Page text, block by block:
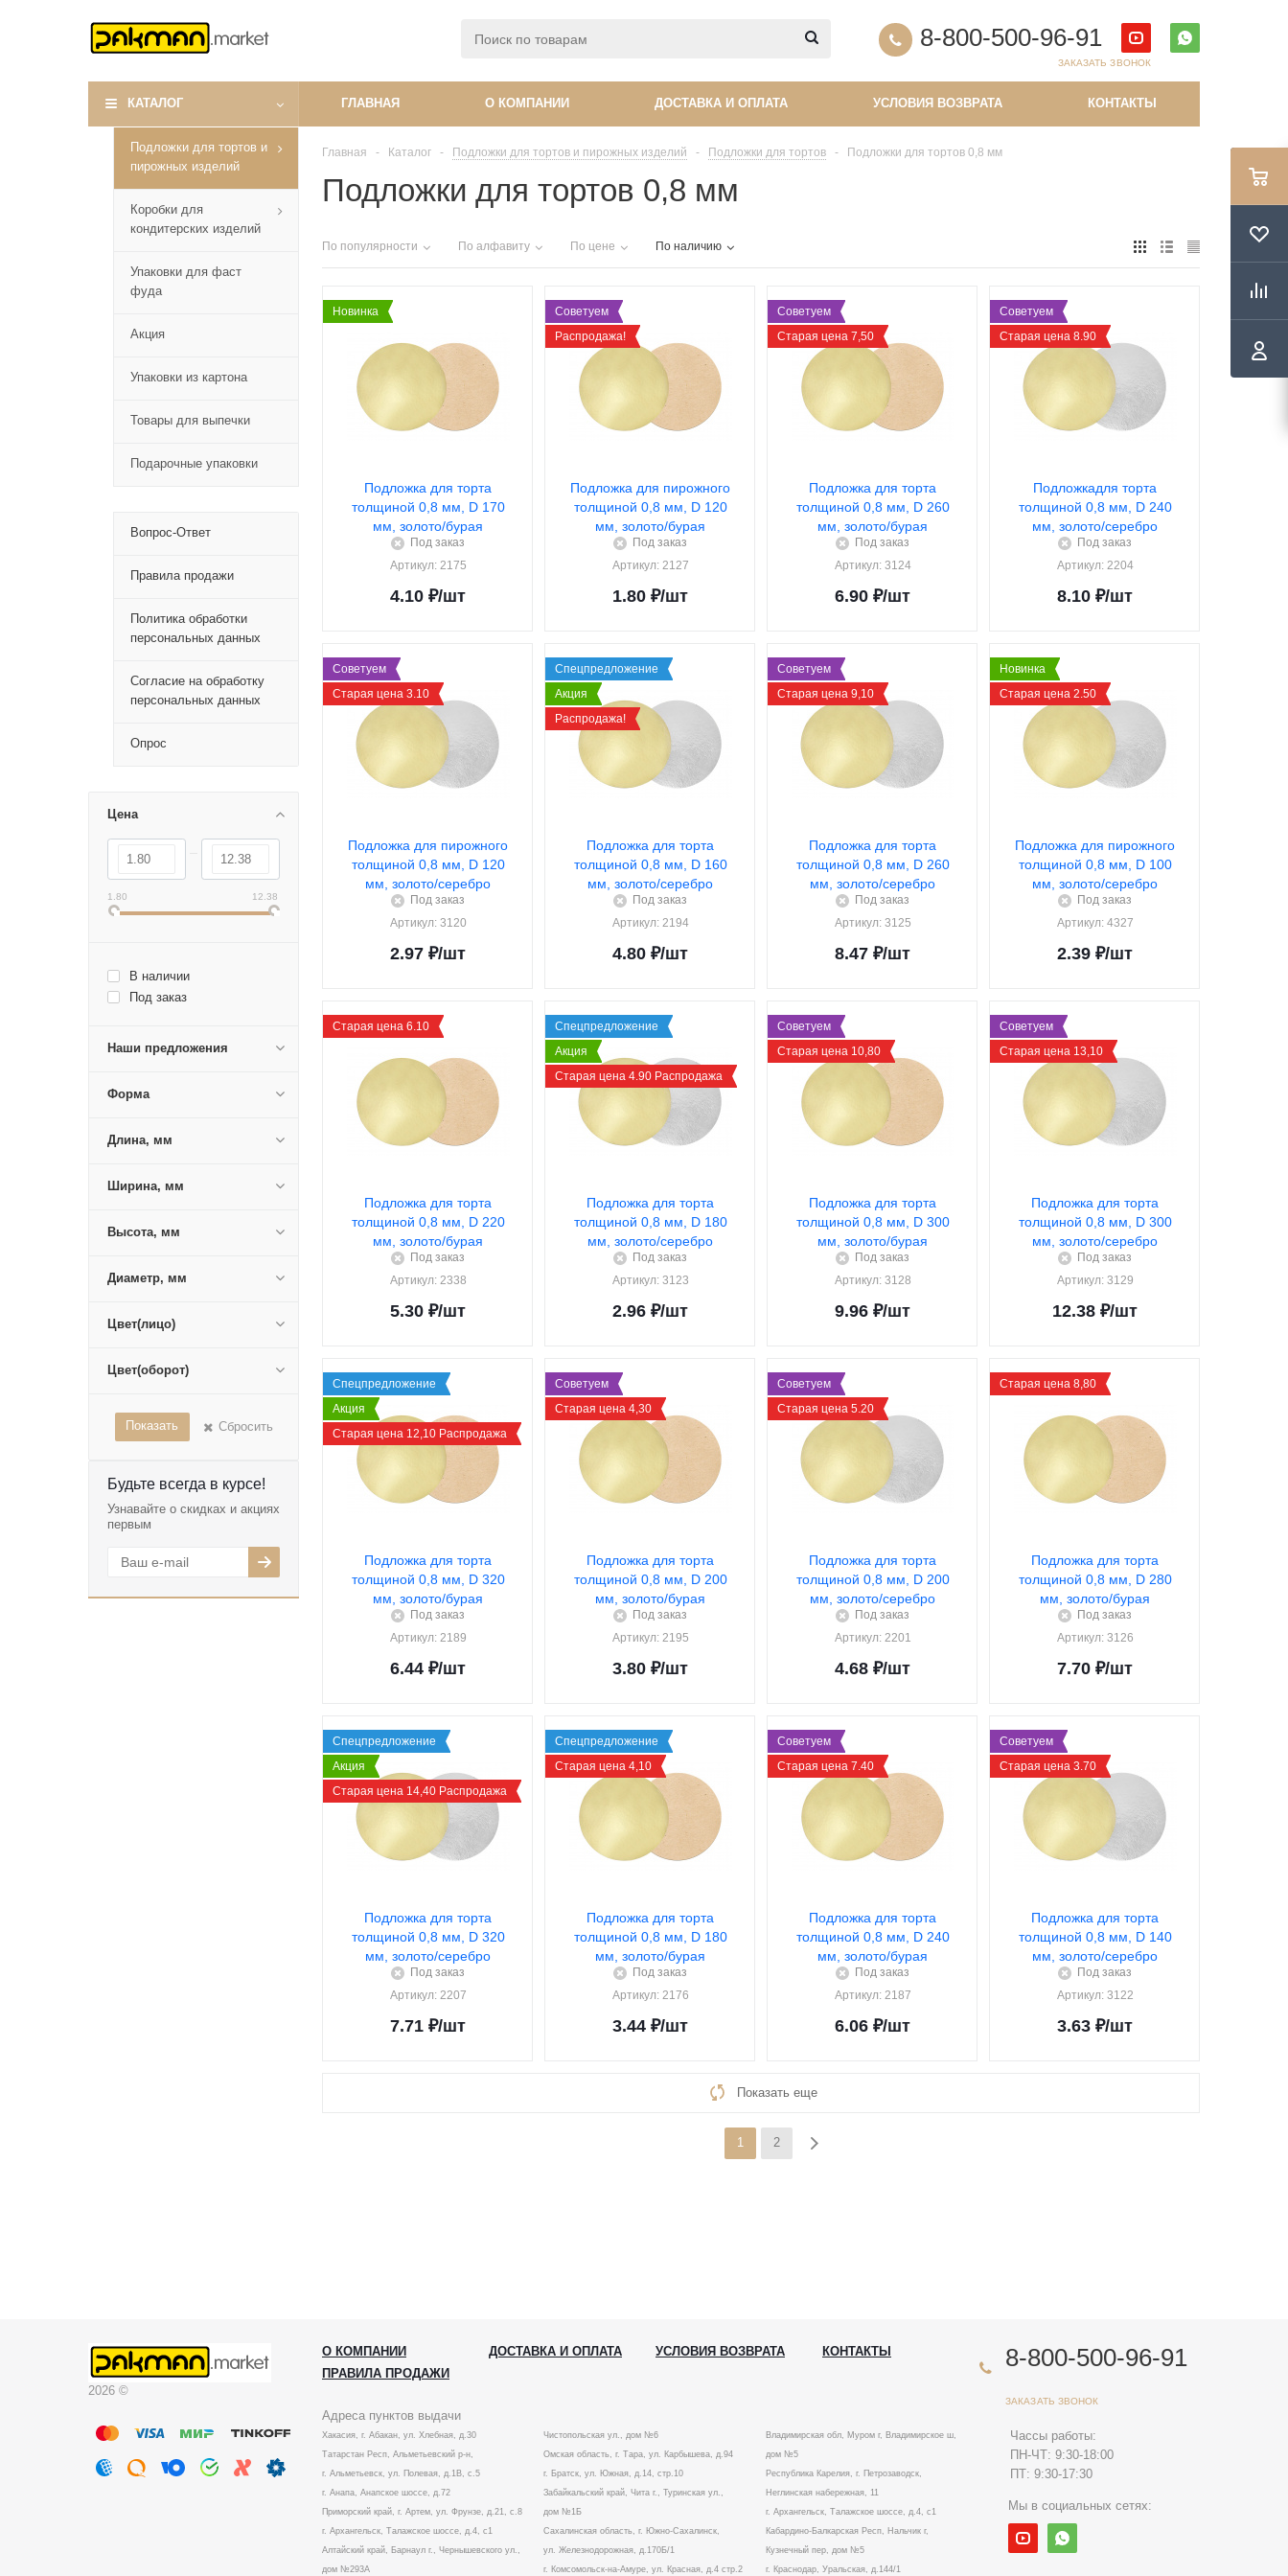
8-800-500-96-91
ЗАКАЗАТЬ ЗВОНОК
КАТАЛОГ ГЛАВНАЯ О КОМПАНИИ ДОСТАВКА И ОПЛАТА УСЛОВИЯ ВОЗВРАТА КОНТАКТЫ
Подложки для тортов и
пирожных изделий
Коробки для
кондитерских изделий
Упаковки для фаст
фуда
Акция
Упаковки из картона
Товары для выпечки
Подарочные упаковки
Вопрос-Ответ
Правила продажи
Политика обработки
персональных данных
Согласие на обработку
персональных данных
Опрос
Цена
1.80 12.38
В наличии
Под заказ
Наши предложения
Форма
Длина, мм
Ширина, мм
Высота, мм
Диаметр, мм
Цвет(лицо)
Цвет(оборот)
Показать Сбросить
Будьте всегда в курсе!
Узнавайте о скидках и акциях
первым
Главная - Каталог - Подложки для тортов и пирожных изделий - Подложки для тортов - Подложки для тортов 0,8 мм
Подложки для тортов 0,8 мм
По популярности По алфавиту По цене По наличию
Новинка
Подложка для торта
толщиной 0,8 мм, D 170
мм, золото/бурая
Под заказ
Артикул: 2175
4.10 ₽/шт
Советуем
Распродажа!
Подложка для пирожного
толщиной 0,8 мм, D 120
мм, золото/бурая
Под заказ
Артикул: 2127
1.80 ₽/шт
Советуем
Старая цена 7,50
Подложка для торта
толщиной 0,8 мм, D 260
мм, золото/бурая
Под заказ
Артикул: 3124
6.90 ₽/шт
Советуем
Старая цена 8.90
Подложкадля торта
толщиной 0,8 мм, D 240
мм, золото/серебро
Под заказ
Артикул: 2204
8.10 ₽/шт
Советуем
Старая цена 3.10
Подложка для пирожного
толщиной 0,8 мм, D 120
мм, золото/серебро
Под заказ
Артикул: 3120
2.97 ₽/шт
Спецпредложение
Акция
Распродажа!
Подложка для торта
толщиной 0,8 мм, D 160
мм, золото/серебро
Под заказ
Артикул: 2194
4.80 ₽/шт
Советуем
Старая цена 9,10
Подложка для торта
толщиной 0,8 мм, D 260
мм, золото/серебро
Под заказ
Артикул: 3125
8.47 ₽/шт
Новинка
Старая цена 2.50
Подложка для пирожного
толщиной 0,8 мм, D 100
мм, золото/серебро
Под заказ
Артикул: 4327
2.39 ₽/шт
Старая цена 6.10
Подложка для торта
толщиной 0,8 мм, D 220
мм, золото/бурая
Под заказ
Артикул: 2338
5.30 ₽/шт
Спецпредложение
Акция
Старая цена 4.90 Распродажа
Подложка для торта
толщиной 0,8 мм, D 180
мм, золото/серебро
Под заказ
Артикул: 3123
2.96 ₽/шт
Советуем
Старая цена 10,80
Подложка для торта
толщиной 0,8 мм, D 300
мм, золото/бурая
Под заказ
Артикул: 3128
9.96 ₽/шт
Советуем
Старая цена 13,10
Подложка для торта
толщиной 0,8 мм, D 300
мм, золото/серебро
Под заказ
Артикул: 3129
12.38 ₽/шт
Спецпредложение
Акция
Старая цена 12,10 Распродажа
Подложка для торта
толщиной 0,8 мм, D 320
мм, золото/бурая
Под заказ
Артикул: 2189
6.44 ₽/шт
Советуем
Старая цена 4,30
Подложка для торта
толщиной 0,8 мм, D 200
мм, золото/бурая
Под заказ
Артикул: 2195
3.80 ₽/шт
Советуем
Старая цена 5.20
Подложка для торта
толщиной 0,8 мм, D 200
мм, золото/серебро
Под заказ
Артикул: 2201
4.68 ₽/шт
Старая цена 8,80
Подложка для торта
толщиной 0,8 мм, D 280
мм, золото/бурая
Под заказ
Артикул: 3126
7.70 ₽/шт
Спецпредложение
Акция
Старая цена 14,40 Распродажа
Подложка для торта
толщиной 0,8 мм, D 320
мм, золото/серебро
Под заказ
Артикул: 2207
7.71 ₽/шт
Спецпредложение
Старая цена 4,10
Подложка для торта
толщиной 0,8 мм, D 180
мм, золото/бурая
Под заказ
Артикул: 2176
3.44 ₽/шт
Советуем
Старая цена 7.40
Подложка для торта
толщиной 0,8 мм, D 240
мм, золото/бурая
Под заказ
Артикул: 2187
6.06 ₽/шт
Советуем
Старая цена 3.70
Подложка для торта
толщиной 0,8 мм, D 140
мм, золото/серебро
Под заказ
Артикул: 3122
3.63 ₽/шт
Показать еще
1 2
2026 ©
О КОМПАНИИ ДОСТАВКА И ОПЛАТА УСЛОВИЯ ВОЗВРАТА
КОНТАКТЫ
ПРАВИЛА ПРОДАЖИ
Адреса пунктов выдачи
Хакасия, г. Абакан, ул. Хлебная, д.30
Татарстан Респ, Альметьевский р-н,
г. Альметьевск, ул. Полевая, д.1В, с.5
г. Анапа, Анапское шоссе, д.72
Приморский край, г. Артем, ул. Фрунзе, д.21, с.8
г. Архангельск, Талажское шоссе, д.4, с1
Алтайский край, Барнаул г., Чернышевского ул.,
дом №293А
Чистопольская ул., дом №6
Омская область, г. Тара, ул. Карбышева, д.94
г. Братск, ул. Южная, д.14, стр.10
Забайкальский край, Чита г., Туринская ул.,
дом №1Б
Сахалинская область, г. Южно-Сахалинск,
ул. Железнодорожная, д.170Б/1
г. Комсомольск-на-Амуре, ул. Красная, д.4 стр.2
Владимирская обл, Муром г, Владимирское ш,
дом №5
Республика Карелия, г. Петрозаводск,
Неглинская набережная, 11
г. Архангельск, Талажское шоссе, д.4, с1
Кабардино-Балкарская Респ, Нальчик г,
Кузнечный пер, дом №5
г. Краснодар, Уральская, д.144/1
8-800-500-96-91
ЗАКАЗАТЬ ЗВОНОК
Чассы работы:
ПН-ЧТ: 9:30-18:00
ПТ: 9:30-17:30
Мы в социальных сетях: